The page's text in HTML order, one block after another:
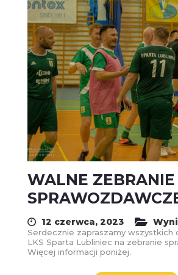
WALNE ZEBRANIE
12 czerwca, 2023
Serdecznie zapraszamy wszystkich
LKS Sparta Lubliniec na zebranie
Więcej informacji poniżej.